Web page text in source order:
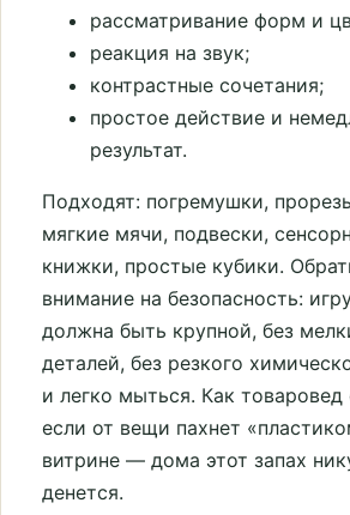
рассматривание форм и
реакция на звук;
контрастные сочетания;
простое действие и
результат.
Подходят: погремушки,
мягкие мячи, подвески,
книжки, простые кубики.
внимание на безопасность:
должна быть крупной, без
деталей, без резкого
и легко мыться. Как товаровед
если от вещи пахнет
витрине — дома этот запах
денется.